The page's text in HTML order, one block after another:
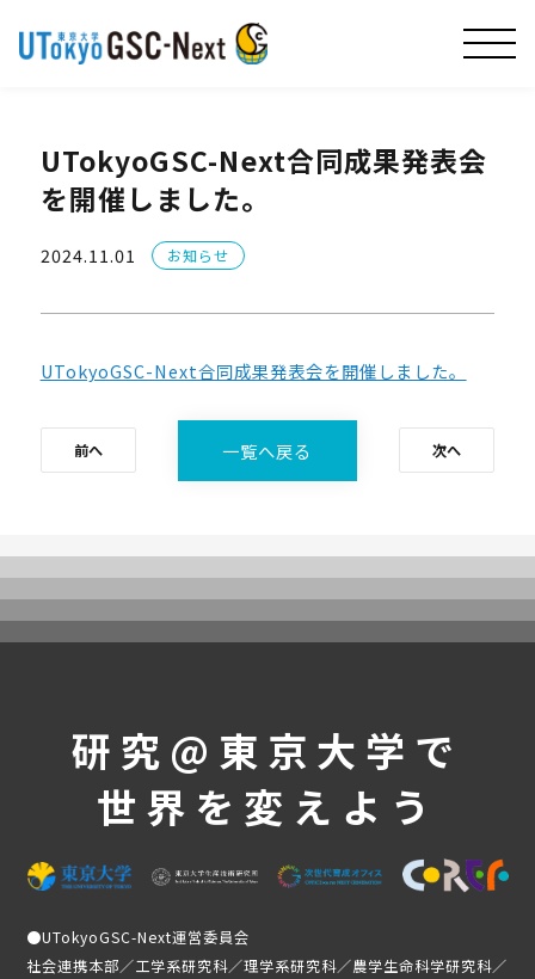
体験コース
よくあるご質問
これまでの活動・成果
講義映像
実績と成果
受講生の声
UTokyoGSC-Next合同成果発表会
を開催しました。
2024.11.01 お知らせ
UTokyoGSC-Next合同成果発表会を開催しました。
前へ 一覧へ戻る 次へ
研究@東京大学で
世界を変えよう
●UTokyoGSC-Next運営委員会
社会連携本部／工学系研究科／理学系研究科／農学生命科学研究科／